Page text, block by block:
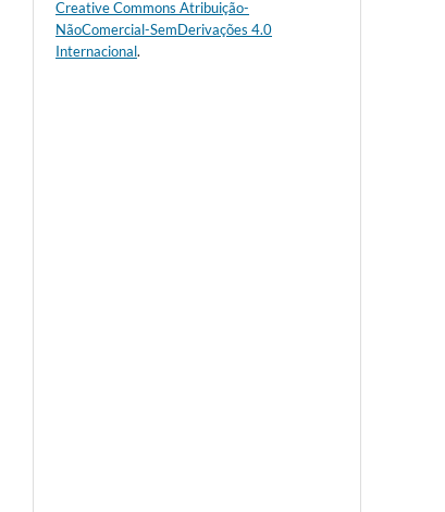
Creative Commons Atribuição-
NãoComercial-SemDerivações 4.0
Internacional.